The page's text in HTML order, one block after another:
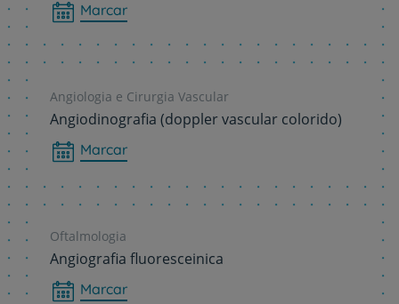
Marcar
Angiologia e Cirurgia Vascular
Angiodinografia (doppler vascular colorido)
Marcar
Oftalmologia
Angiografia fluoresceinica
Marcar